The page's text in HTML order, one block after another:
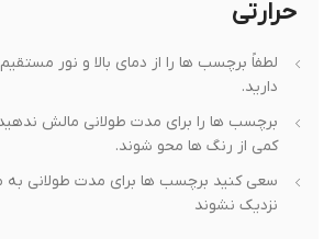
حرارتی
لطفاً برچسب ها را از دمای بالا و نور مستقیم
دارید.
برچسب ها را برای مدت طولانی مالش ندهید
کمی از رنگ ها محو شوند.
سعی کنید برچسب ها برای مدت طولانی به مواد
نزدیک نشوند